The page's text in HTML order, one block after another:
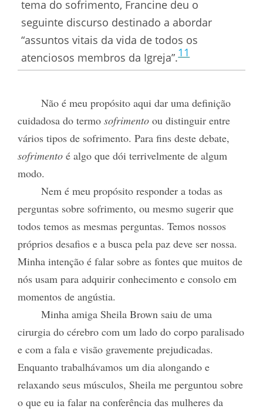
tema do sofrimento, Francine deu o
seguinte discurso destinado a abordar
“assuntos vitais da vida de todos os
atenciosos membros da Igreja”.11
Não é meu propósito aqui dar uma definição
cuidadosa do termo sofrimentoou distinguir entre
vários tipos de sofrimento. Para fins deste debate,
sofrimentoé algo que dói terrivelmente de algum
modo.
Nem é meu propósito responder a todas as
perguntas sobre sofrimento, ou mesmo sugerir que
todos temos as mesmas perguntas. Temos nossos
próprios desafios e a busca pela paz deve ser nossa.
Minha intenção é falar sobre as fontes que muitos de
nós usam para adquirir conhecimento e consolo em
momentos de angústia.
Minha amiga Sheila Brown saiu de uma
cirurgia do cérebro com um lado do corpo paralisado
e com a fala e visão gravemente prejudicadas.
Enquanto trabalhávamos um dia alongando e
relaxando seus músculos, Sheila me perguntou sobre
o que eu ia falar na conferência das mulheres da